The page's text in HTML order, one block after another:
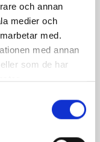
och annan
medier och
med.
med annan
som de har